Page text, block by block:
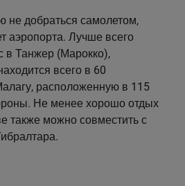
не добраться самолетом,
аэропорта. Лучше всего
в Танжер (Марокко),
всего в 60
расположенную в 115
Не менее хорошо отдых
также можно совместить с